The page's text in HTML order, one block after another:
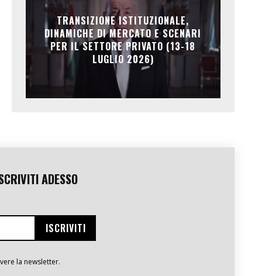
TRANSIZIONE ISTITUZIONALE,
DINAMICHE DI MERCATO E SCENARI
PER IL SETTORE PRIVATO (13-18
LUGLIO 2026)
ADESSO
la newsletter.